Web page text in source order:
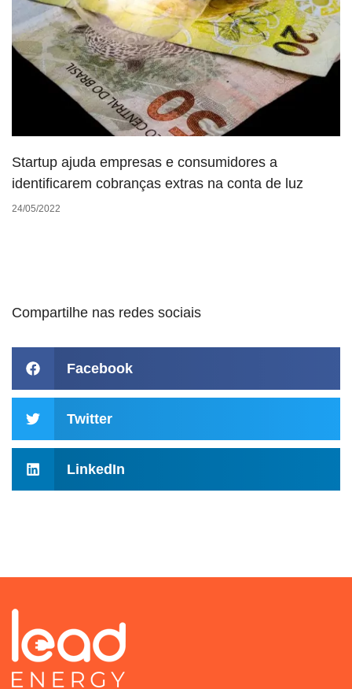
Startup ajuda empresas e consumidores a
identificarem cobranças extras na conta de luz
24/05/2022
Compartilhe nas redes sociais
Facebook
Twitter
LinkedIn